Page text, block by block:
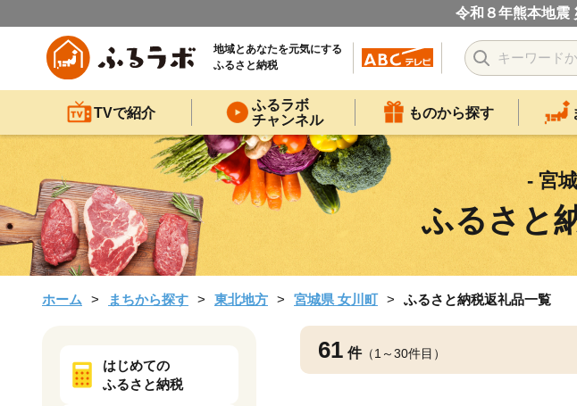
令和８年熊本地震
地域とあなたを元気にする
ふるさと納税
TVで紹介
ふるラボ
チャンネル
ものから探す
- 宮
ふるさと
ホーム まちから探す 東北地方 宮城県 女川町 ふるさと納税返礼品一覧
61 件（1～30件目）
はじめての
ふるさと納税